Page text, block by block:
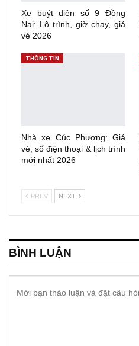
Xe buýt điện số 9 Đồng
Nai: Lộ trình, giờ chạy, giá
vé 2026
THÔNG TIN
Nhà xe Cúc Phương: Giá
vé, số điện thoại & lịch trình
mới nhất 2026
PREV NEXT
BÌNH LUẬN